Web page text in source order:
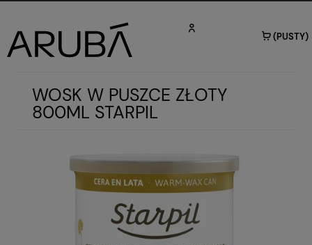
(PUSTY)
WOSK W PUSZCE ZŁOTY
800ML STARPIL